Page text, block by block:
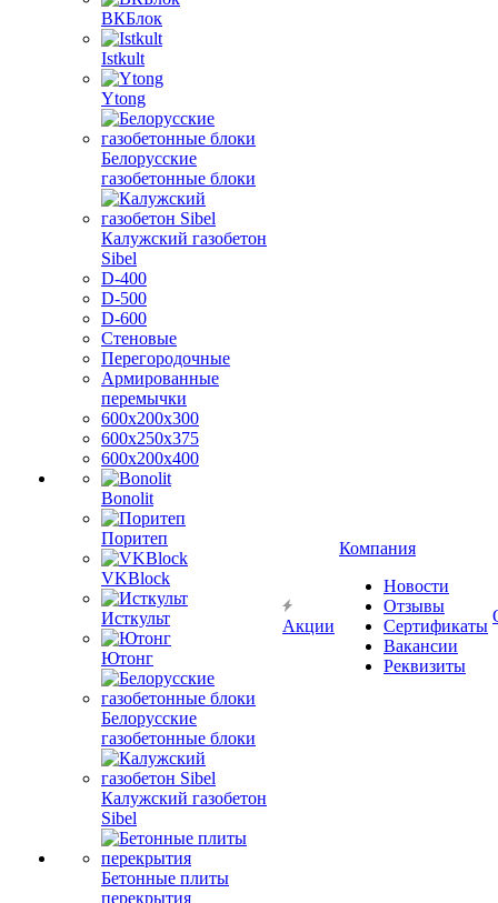
ВКБлок
Istkult
Ytong
Белорусские
газобетонные блоки
Калужский газобетон
Sibel
D-400
D-500
D-600
Стеновые
Перегородочные
Армированные
перемычки
600х200х300
600х250х375
600х200х400
Bonolit
Поритеп
VKBlock
Исткульт
Ютонг
Белорусские
газобетонные блоки
Калужский газобетон
Sibel
Бетонные плиты
перекрытия
Акции
Компания
Новости
Отзывы
Сертификаты
Вакансии
Реквизиты